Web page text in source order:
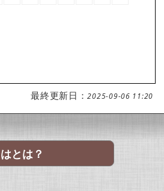
最終更新日：2025-09-06 11:20
とは？